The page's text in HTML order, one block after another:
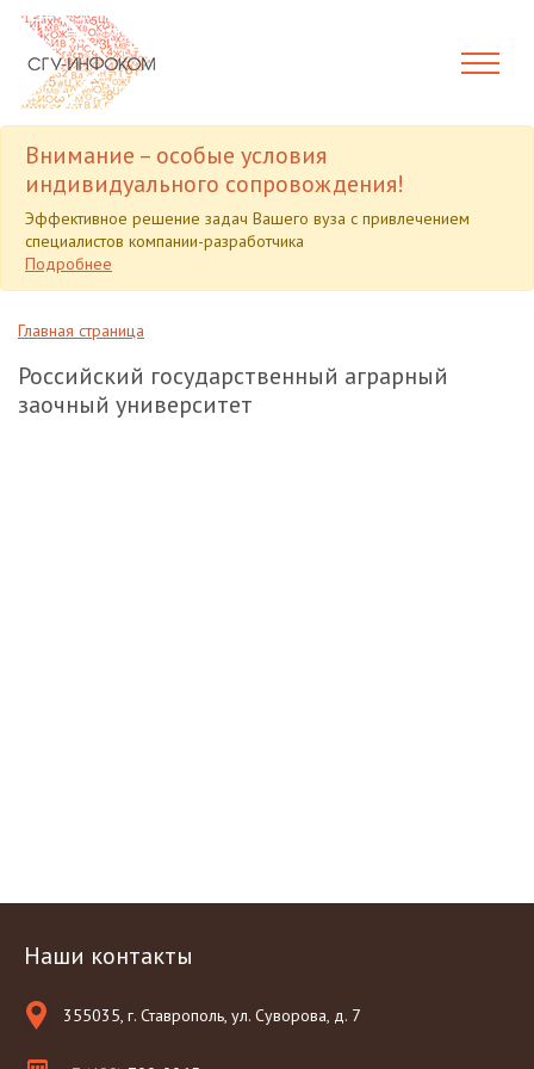
Внимание – особые условия
индивидуального сопровождения!
Эффективное решение задач Вашего вуза с привлечением
специалистов компании-разработчика
Подробнее
Главная страница
Российский государственный аграрный
заочный университет
Наши контакты
355035, г. Ставрополь, ул. Суворова, д. 7